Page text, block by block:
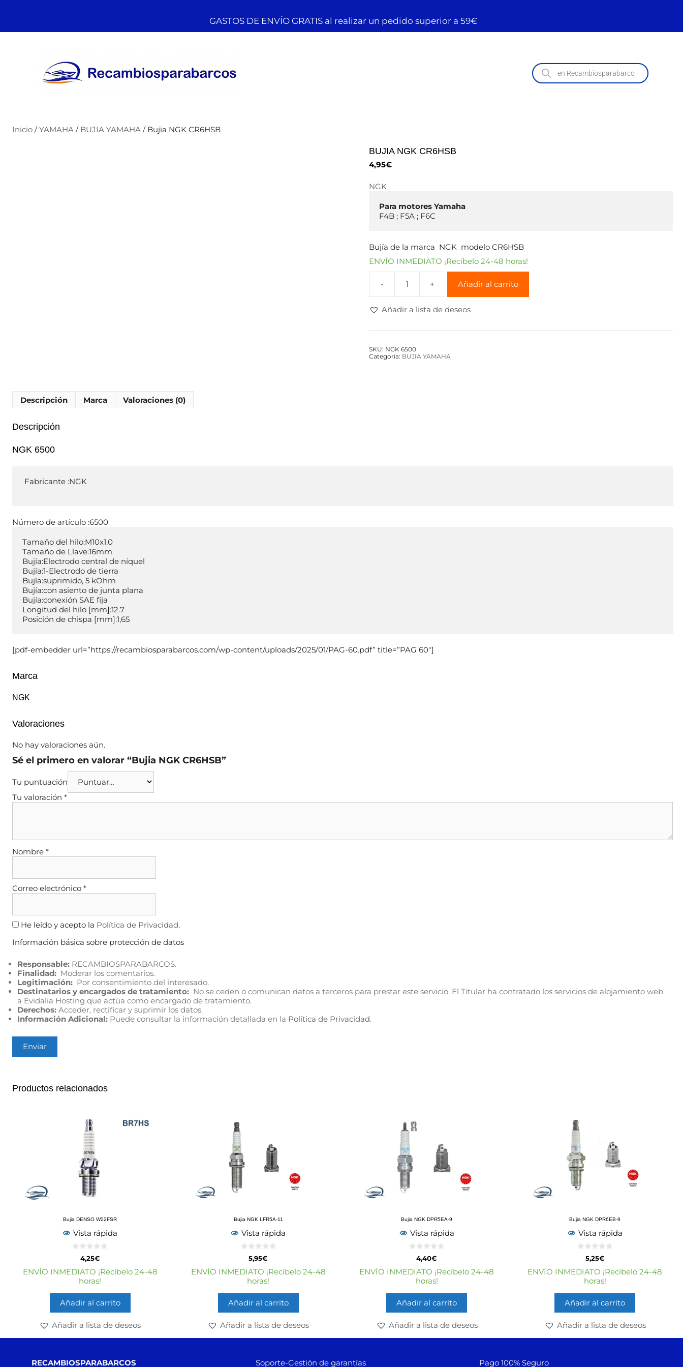
GASTOS DE ENVÍO GRATIS al realizar un pedido superior a 59€
Inicio /YAMAHA / BUJIA YAMAHA / Bujia NGK CR6HSB
BUJIA NGK CR6HSB
4,95€
NGK
F4B ; F5A ; F6C
Bujía de la marca NGK modelo CR6HSB
ENVÍO INMEDIATO ¡Recíbelo 24-48 horas!
Añadir al carrito
Añadir a lista de deseos
SKU: NGK 6500
Categoría: BUJIA YAMAHA
Descripción Marca Valoraciones (0)
Descripción
NGK 6500
Fabricante :NGK
Número de artículo :6500
Tamaño del hilo:
Tamaño de Llave:
Bujía:
Bujía:
Bujía:
Bujía:
Bujía:
Longitud del hilo [mm]:
Posición de chispa [mm]:1,65
[pdf-embedder url=”https://recambiosparabarcos.com/wp-content/uploads/2025/01/PAG-60.pdf” title=”PAG 60″]
Marca
NGK
Valoraciones
No hay valoraciones aún.
Sé el primero en valorar “Bujia NGK CR6HSB”
Tu puntuación
Tu valoración *
Nombre *
Correo electrónico *
He leído y acepto la Política de Privacidad.
Información básica sobre protección de datos
Responsable: RECAMBIOSPARABARCOS.
Finalidad: Moderar los comentarios.
Legitimación: Por consentimiento del interesado.
Destinatarios y encargados de tratamiento: No se ceden o comunican datos a terceros para prestar este servicio. El Titular ha contratado los servicios de alojamiento web
a Evidalia Hosting que actúa como encargado de tratamiento.
Derechos: Acceder, rectificar y suprimir los datos.
Información Adicional: Puede consultar la información detallada en la Política de Privacidad.
Productos relacionados
Bujia DENSO W22FSR
Vista rápida
e
5
4,25€
ENVÍO INMEDIATO ¡Recíbelo 24-48
horas!
Añadir al carrito
Añadir a lista de deseos
Bujia NGK LFR5A-11
Vista rápida
e
5
5,95€
ENVÍO INMEDIATO ¡Recíbelo 24-48
horas!
Añadir al carrito
Añadir a lista de deseos
Bujia NGK DPR5EA-9
Vista rápida
e
5
4,40€
ENVÍO INMEDIATO ¡Recíbelo 24-48
horas!
Añadir al carrito
Añadir a lista de deseos
Bujia NGK DPR6EB-9
Vista rápida
e
5
5,25€
ENVÍO INMEDIATO ¡Recíbelo 24-48
horas!
Añadir al carrito
Añadir a lista de deseos
RECAMBIOSPARABARCOS Soporte-Gestión de garantías Pago 100% Seguro